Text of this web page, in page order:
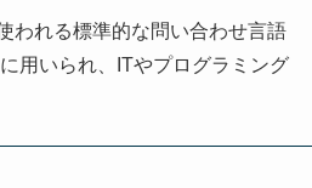
われる標準的な問い合わせ言語
用いられ、ITやプログラミング